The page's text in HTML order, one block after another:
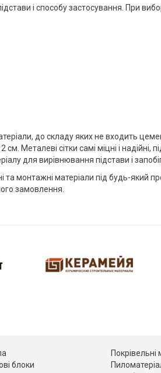
і способу застосування. При
до складу яких не входить
Металеві сітки самі міцні і
для вирівнювання підстави і
та монтажні матеріали під будь-
замовлення.
блоки
Покрівельні